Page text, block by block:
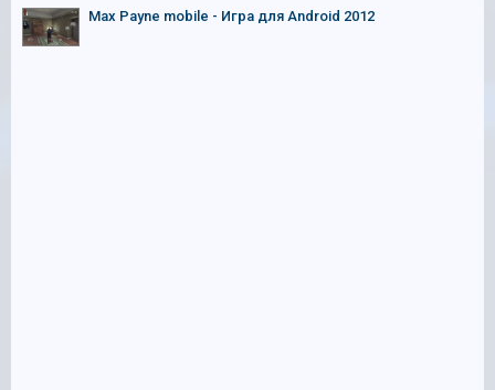
Max Payne mobile - Игра для Android 2012